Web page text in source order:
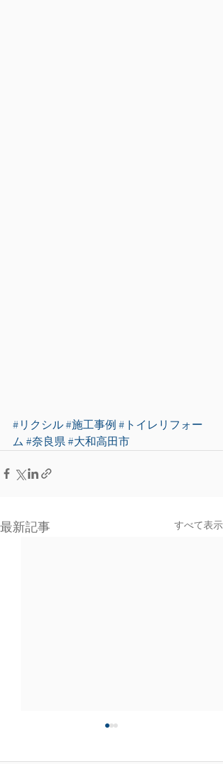
#リクシル#施工事例#トイレリフォー
ム#奈良県#大和高田市
最新記事 すべて表示